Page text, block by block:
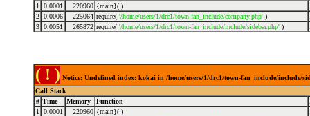
1 0.0001 220960 {main}( )
2 0.0006 225064 require( '/home/users/1/drc1/town-fan_include/company.php' )
3 0.0051 265872 require( '/home/users/1/drc1/town-fan_include/include/sidebar.php' )
( ! ) Notice: Undefined index: kokai in /home/users/1/drc1/town-fan_include/include/
Call Stack
# Time Memory Function
1
0.0001 220960 {main}( )